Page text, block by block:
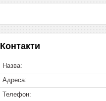
Контакти